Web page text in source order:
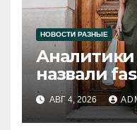
НОВОСТИ РАЗНЫЕ
Аналитики
назвали
2026 года
АВГ 4, 2026